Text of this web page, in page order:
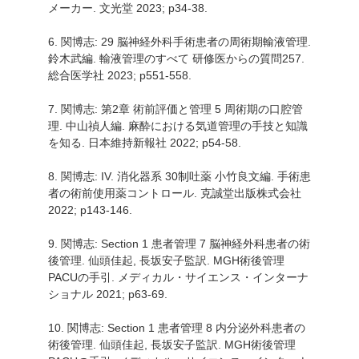
メーカー. 文光堂 2023; p34-38.
6. 関博志: 29 脳神経外科手術患者の周術期輸液管理.
鈴木武編. 輸液管理のすべて 研修医からの質問257.
総合医学社 2023; p551-558.
7. 関博志: 第2章 術前評価と管理 5 周術期の口腔管
理. 中山禎人編. 麻酔における気道管理の手技と知識
を知る. 日本維持新報社 2022; p54-58.
8. 関博志: IV. 消化器系 30制吐薬 小竹良文編. 手術患
者の術前使用薬コントロール. 克誠堂出版株式会社
2022; p143-146.
9. 関博志: Section 1 患者管理 7 脳神経外科患者の術
後管理. 仙頭佳起, 長坂安子監訳. MGH術後管理
PACUの手引. メディカル・サイエンス・インターナ
ショナル 2021; p63-69.
10. 関博志: Section 1 患者管理 8 内分泌外科患者の
術後管理. 仙頭佳起, 長坂安子監訳. MGH術後管理